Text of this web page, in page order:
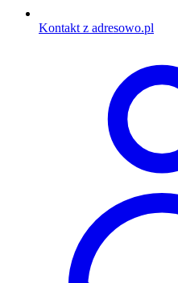
Kontakt z adresowo.pl